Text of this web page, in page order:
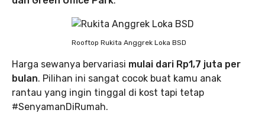
Rooftop Rukita Anggrek Loka BSD
Harga sewanya bervariasi mulai dari Rp1,7 juta per
bulan. Pilihan ini sangat cocok buat kamu anak
rantau yang ingin tinggal di kost tapi tetap
#SenyamanDiRumah.